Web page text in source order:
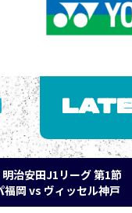
治安田J1リーグ 第1節
福岡 vs ヴィッセル神戸